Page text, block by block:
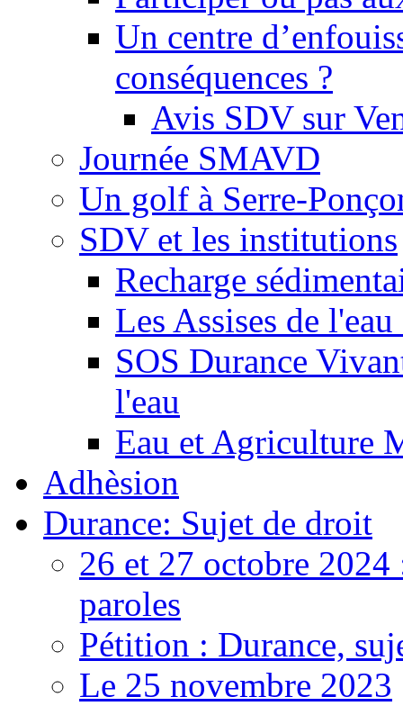
Un centre
conséquences ?
Avis SDV sur
Journée SMAVD
Un golf à Serre-
SDV et les institutions
Recharge
Les Assises de
SOS Durance
l'eau
Eau et Agriculture
Adhèsion
Durance: Sujet de droit
26 et 27 octobre 2024
paroles
Pétition : Durance,
Le 25 novembre 2023